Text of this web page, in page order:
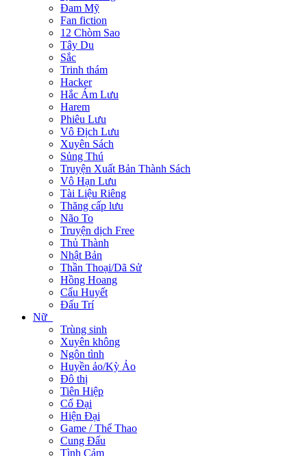
Đam Mỹ
Fan fiction
12 Chòm Sao
Tây Du
Sắc
Trinh thám
Hacker
Hắc Ám Lưu
Harem
Phiêu Lưu
Vô Địch Lưu
Xuyên Sách
Sủng Thú
Truyện Xuất Bản Thành Sách
Vô Hạn Lưu
Tài Liệu Riêng
Thăng cấp lưu
Não To
Truyện dịch Free
Thủ Thành
Nhật Bản
Thần Thoại/Dã Sử
Hồng Hoang
Cẩu Huyết
Đấu Trí
Nữ
Trùng sinh
Xuyên không
Ngôn tình
Huyền ảo/Kỳ Ảo
Đô thị
Tiên Hiệp
Cổ Đại
Hiện Đại
Game / Thể Thao
Cung Đấu
Tình Cảm